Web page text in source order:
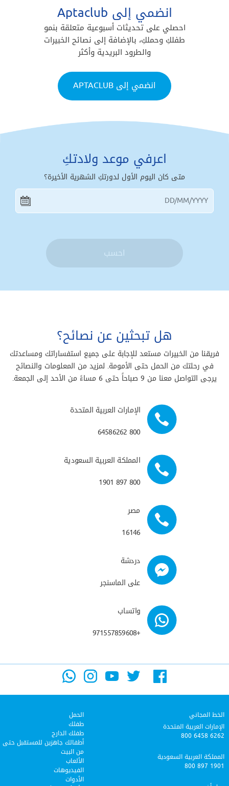
انضمي إلى Aptaclub
احصلي على تحديثات أسبوعية متعلقة بنمو
طفلكِ وحملكِ، بالإضافة إلى نصائح الخبيرات
والطرود البريدية وأكثر
انضمي إلى APTACLUB
اعرفي موعد ولادتكِ
متى كان اليوم الأول لدورتكِ الشهرية الأخيرة؟
احسب
هل تبحثين عن نصائح؟
فريقنا من الخبيرات مستعد للإجابة على جميع استفساراتك ومساعدتك
في رحلتك من الحمل حتى الأمومة. لمزيد من المعلومات والنصائح
يرجى التواصل معنا من 9 صباحاً حتى 6 مساءً من الأحد إلى الجمعة.
الإمارات العربية المتحدة
800 64586262
المملكة العربية السعودية
800 897 1901
مصر
16146
دردشة
على الماسنجر
واتساب
+971557859608
الخط المجاني
الإمارات العربية المتحدة
800 6458 6262
المملكة العربية السعودية
800 897 1901
الحمل
طفلك
طفلك الدارج
أطفالك جاهزين للمستقبل حتى
من البيت
الألعاب
الفيديوهات
الأدوات